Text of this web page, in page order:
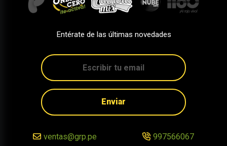
Entérate de las últimas novedades
Enviar
ventas@grp.pe 997566067